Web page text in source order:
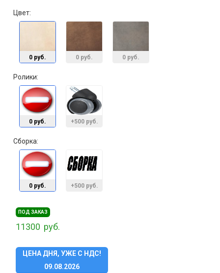
Цвет:
0 руб. 0 руб. 0 руб.
Ролики:
0 руб. +500 руб.
Сборка:
0 руб. +500 руб.
ПОД ЗАКАЗ
11300 руб.
ЦЕНА ДНЯ, УЖЕ С НДС!
09.08.2026